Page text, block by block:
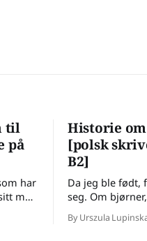
til
på
har
mot
Historie
[polsk
B2]
Da jeg ble født,
seg. Om
Tekst på lett
By Urszula